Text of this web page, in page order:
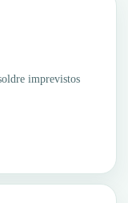
imprevistos